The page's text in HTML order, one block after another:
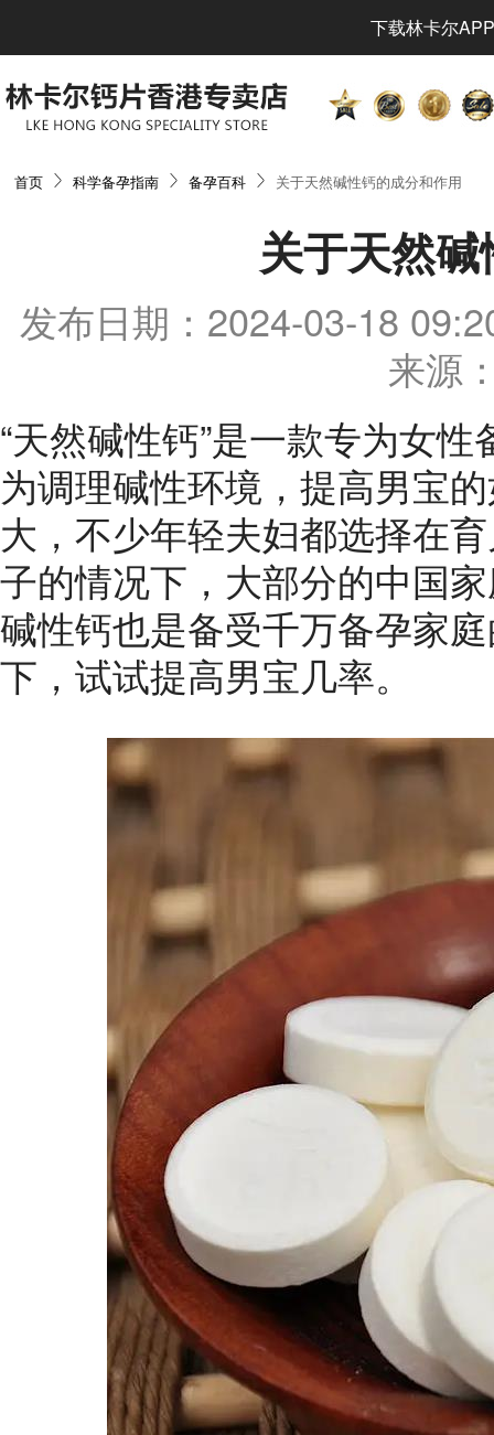
下载林卡尔
首页 科学备孕指南 备孕百科 关于天然碱性钙的成分和作用
关于天然
发布日期：2024-03-18
来源
“天然碱性钙”是一款专为女
为调理碱性环境，提高男宝
大，不少年轻夫妇都选择在
子的情况下，大部分的中国
碱性钙也是备受千万备孕家
下，试试提高男宝几率。